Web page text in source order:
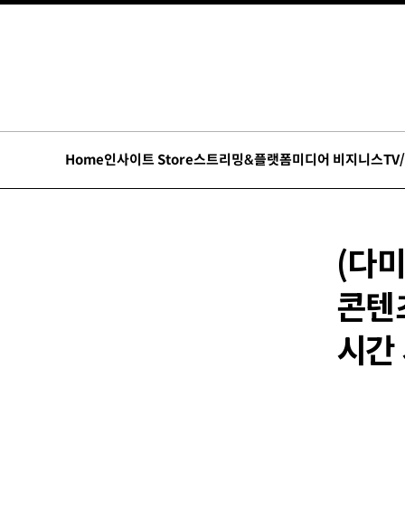
Home인사이트 Store스트리밍&플랫폼미디어 비지니스
(다
콘
시간